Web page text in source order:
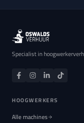
Specialist in
HOOGWERKERS
Alle machines